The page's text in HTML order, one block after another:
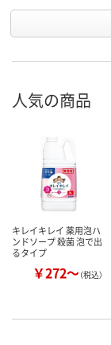
人気の商品
キレイキレイ 薬用泡ハ
ンドソープ 殺菌 泡で出
るタイプ
￥272～（税込）